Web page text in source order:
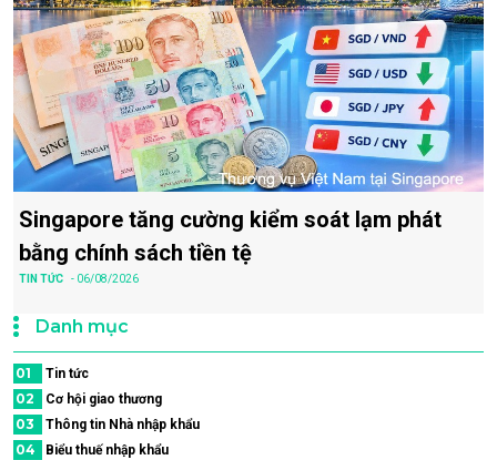
Singapore tăng cường kiểm soát lạm phát
bằng chính sách tiền tệ
TIN TỨC - 06/08/2026
Danh mục
01 Tin tức
02 Cơ hội giao thương
03 Thông tin Nhà nhập khẩu
04 Biểu thuế nhập khẩu